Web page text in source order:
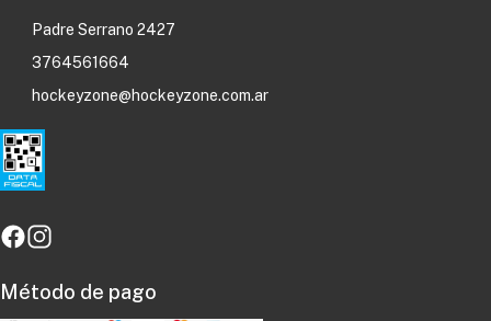
Padre Serrano 2427
3764561664
hockeyzone@hockeyzone.com.ar
Método de pago